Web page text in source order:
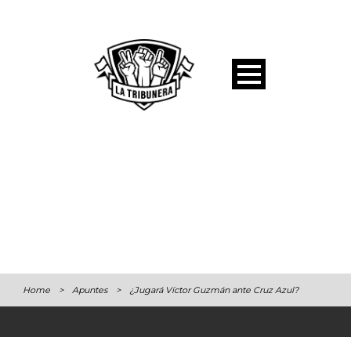
Home > Apuntes > ¿Jugará Víctor Guzmán ante Cruz Azul?